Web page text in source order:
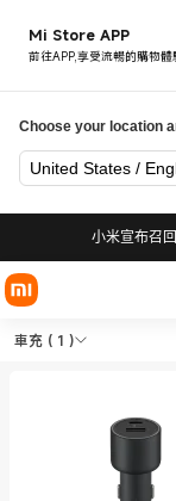
Mi Store APP
前往APP,享受流暢的購物體
Choose your location
United States /
小米宣布召
Shop 出
車充 ( 1 )
Shop 出行